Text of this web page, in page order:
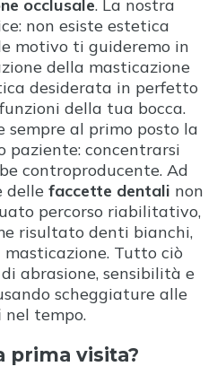
occlusale. La nostra
non esiste estetica
motivo ti guideremo in
della masticazione
desiderata in perfetto
della tua bocca.
sempre al primo posto la
paziente: concentrarsi
controproducente. Ad
delle faccette dentali non
percorso riabilitativo,
risultato denti bianchi,
Tutto ciò
abrasione, sensibilità e
scheggiature alle
nel tempo.
prima visita?